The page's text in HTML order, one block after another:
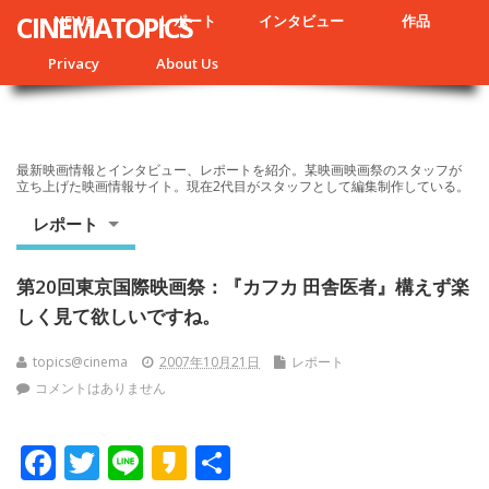
NEWS レポート インタビュー 作品
Privacy About Us
CINEMATOPICS
最新映画情報とインタビュー、レポートを紹介。某映画映画祭のスタッフが
立ち上げた映画情報サイト。現在2代目がスタッフとして編集制作している。
レポート
第20回東京国際映画祭：『カフカ 田舎医者』構えず楽
しく見て欲しいですね。
topics@cinema 2007年10月21日
レポート
コメントはありません
F T Li K